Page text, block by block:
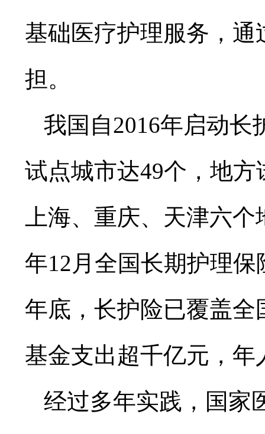
基础医疗护理服务，
担。
我国自2016年启动长
试点城市达49个，地
上海、重庆、天津六
年12月全国长期护理
年底，长护险已覆盖全
基金支出超千亿元，年
经过多年实践，国家